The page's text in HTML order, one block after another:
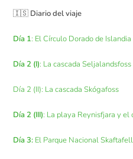
🇮🇸 Diario del viaje
Día 1: El Círculo Dorado de Islandia
Día 2 (I): La cascada Seljalandsfoss
Día 2 (II): La cascada Skógafoss
Día 2 (III): La playa Reynisfjara y el
Día 3: El Parque Nacional